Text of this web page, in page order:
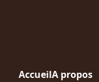
AccueilA propos